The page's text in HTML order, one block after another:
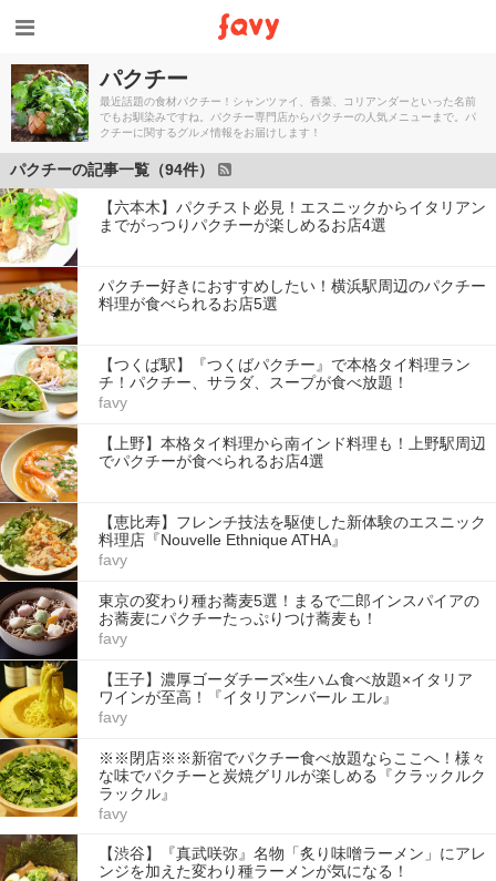
パクチー
最近話題の食材パクチー！シャンツァイ、香菜、コリアンダーといった名前
でもお馴染みですね。パクチー専門店からパクチーの人気メニューまで。パ
クチーに関するグルメ情報をお届けします！
パクチーの記事一覧（94件）
【六本木】パクチスト必見！エスニックからイタリアン
までがっつりパクチーが楽しめるお店4選
パクチー好きにおすすめしたい！横浜駅周辺のパクチー
料理が食べられるお店5選
【つくば駅】『つくばパクチー』で本格タイ料理ラン
チ！パクチー、サラダ、スープが食べ放題！
favy
【上野】本格タイ料理から南インド料理も！上野駅周辺
でパクチーが食べられるお店4選
【恵比寿】フレンチ技法を駆使した新体験のエスニック
料理店『Nouvelle Ethnique ATHA』
favy
東京の変わり種お蕎麦5選！まるで二郎インスパイアの
お蕎麦にパクチーたっぷりつけ蕎麦も！
favy
【王子】濃厚ゴーダチーズ×生ハム食べ放題×イタリア
ワインが至高！『イタリアンバール エル』
favy
※※閉店※※新宿でパクチー食べ放題ならここへ！様々
な味でパクチーと炭焼グリルが楽しめる『クラックルク
ラックル』
favy
【渋谷】『真武咲弥』名物「炙り味噌ラーメン」にアレ
ンジを加えた変わり種ラーメンが気になる！